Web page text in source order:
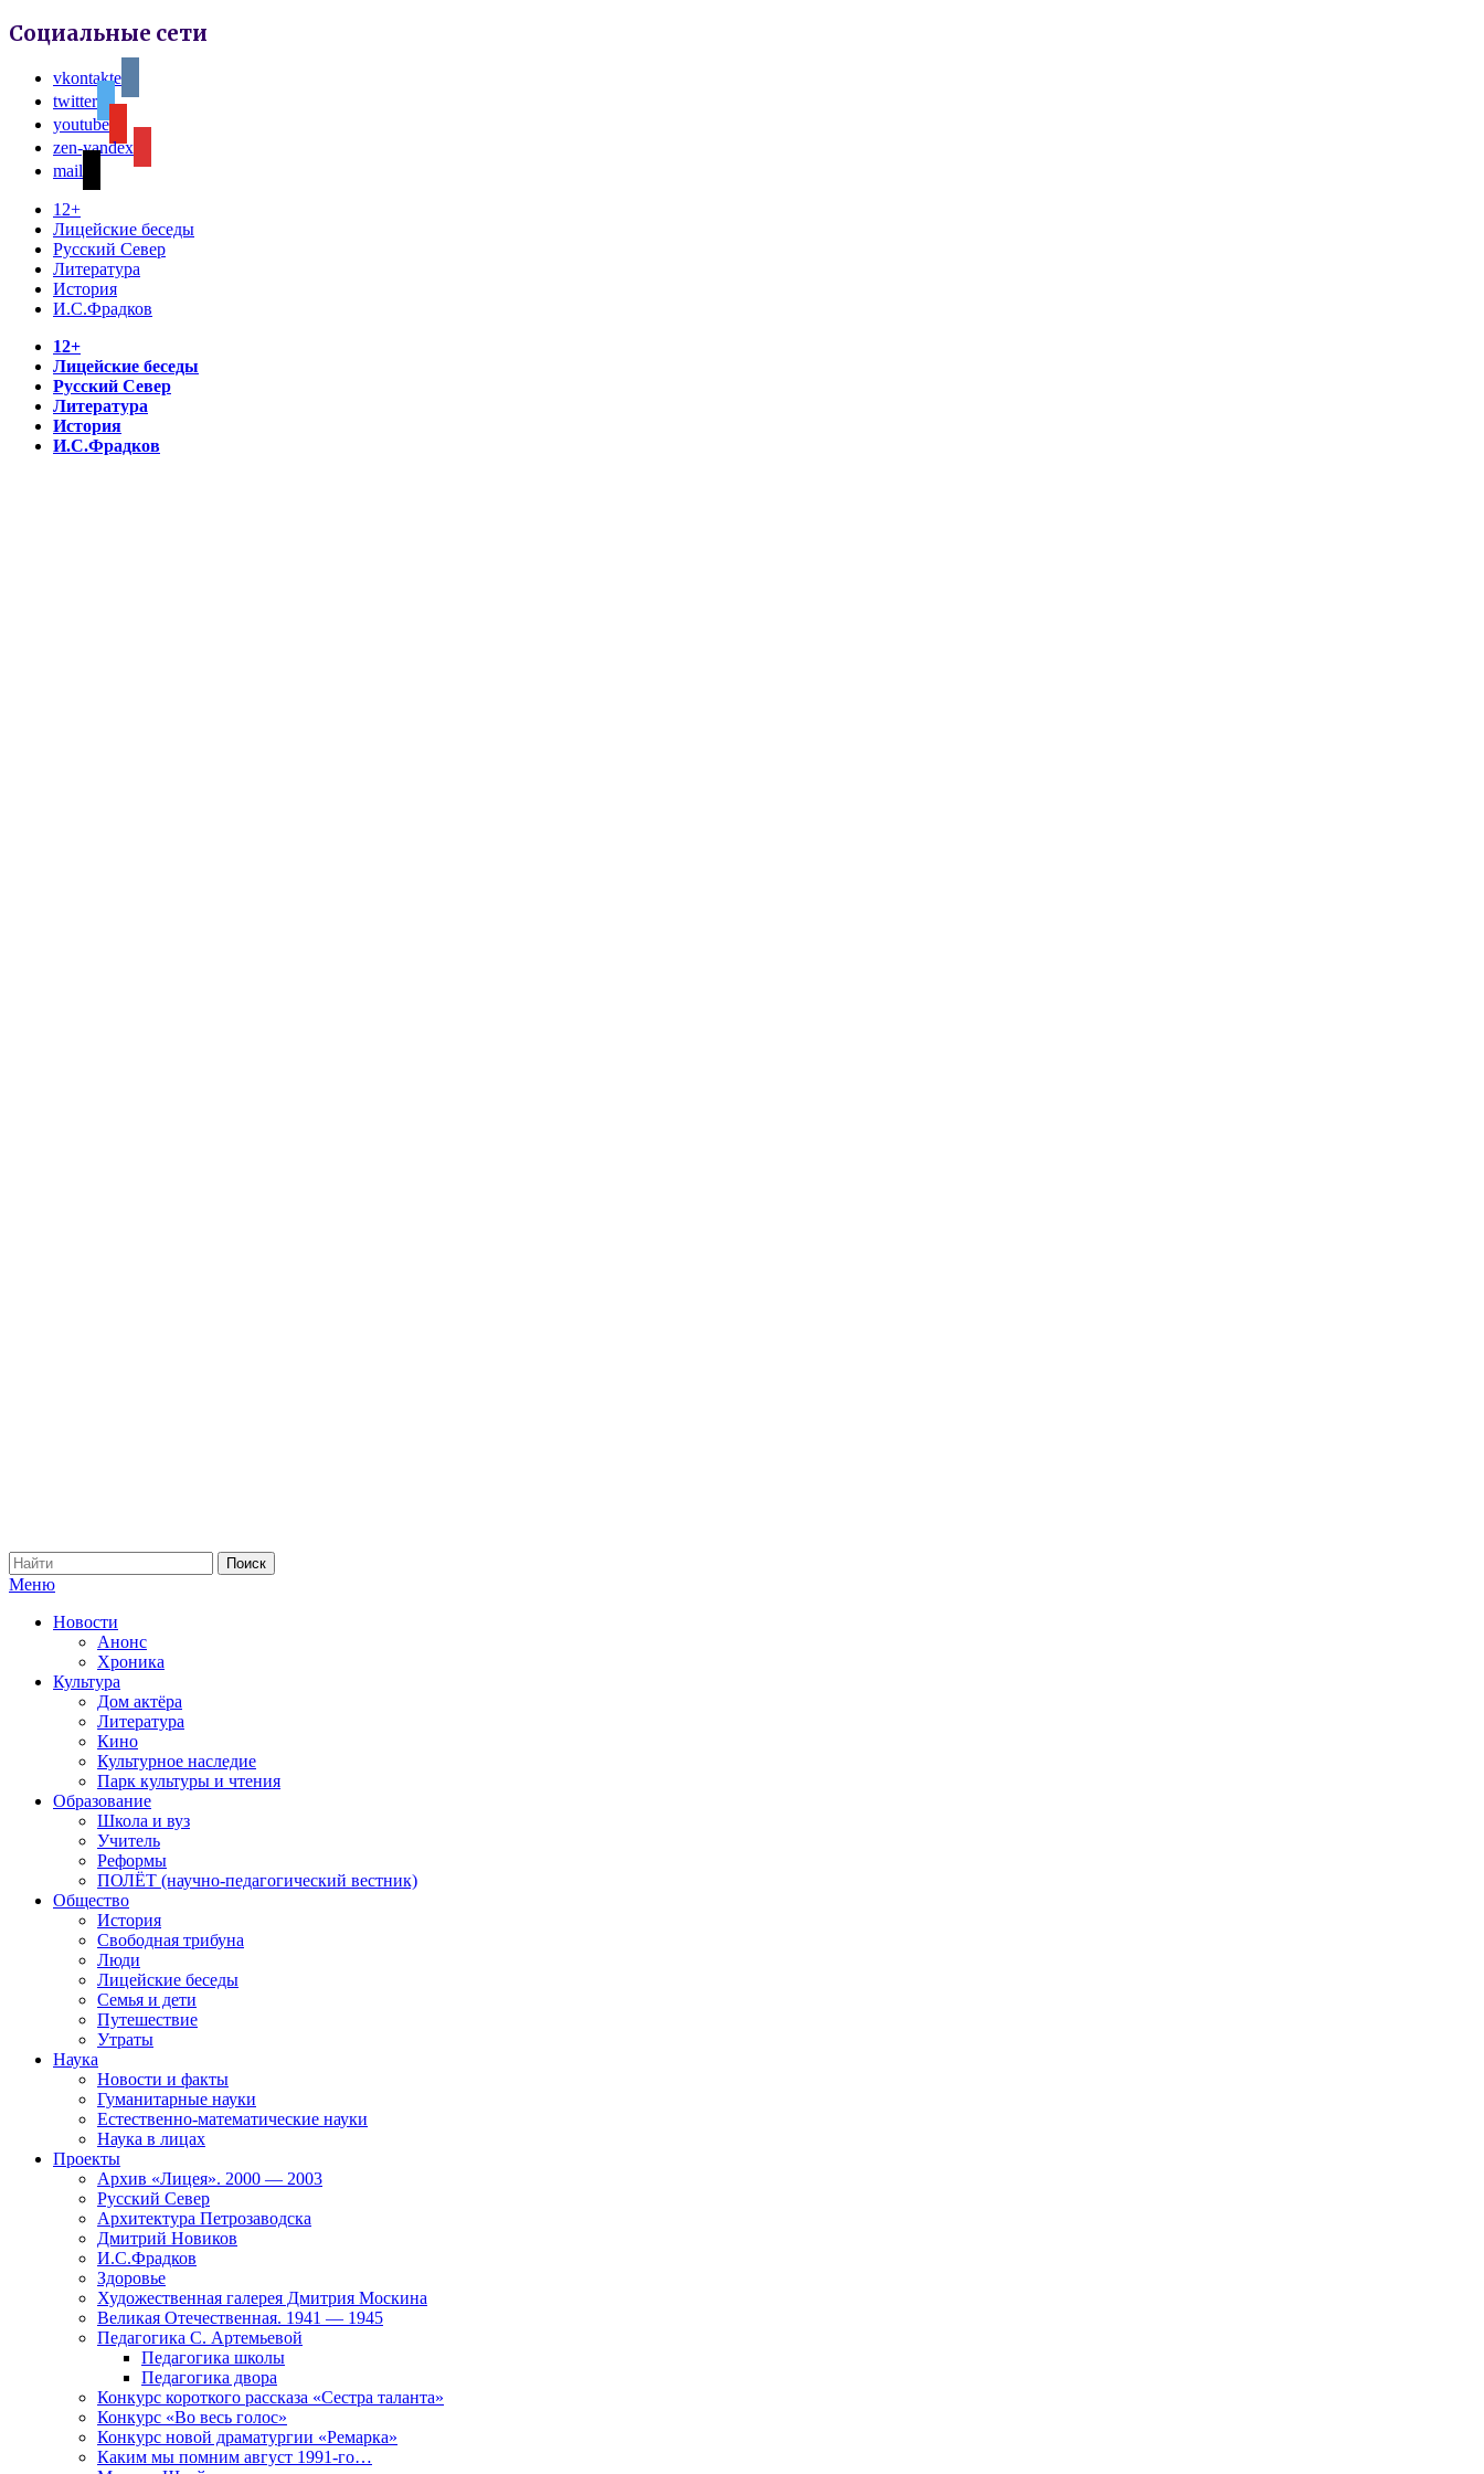
Социальные сети
vkontakte
twitter
youtube
zen-yandex
mail
12+
Лицейские беседы
Русский Север
Литература
История
И.С.Фрадков
12+
Лицейские беседы
Русский Север
Литература
История
И.С.Фрадков
Меню
Новости
Анонс
Хроника
Культура
Дом актёра
Литература
Кино
Культурное наследие
Парк культуры и чтения
Образование
Школа и вуз
Учитель
Реформы
ПОЛЁТ (научно-педагогический вестник)
Общество
История
Свободная трибуна
Люди
Лицейские беседы
Семья и дети
Путешествие
Утраты
Наука
Новости и факты
Гуманитарные науки
Естественно-математические науки
Наука в лицах
Проекты
Архив «Лицея». 2000 — 2003
Русский Север
Архитектура Петрозаводска
Дмитрий Новиков
И.С.Фрадков
Здоровье
Художественная галерея Дмитрия Москина
Великая Отечественная. 1941 — 1945
Педагогика С. Артемьевой
Педагогика школы
Педагогика двора
Конкурс короткого рассказа «Сестра таланта»
Конкурс «Во весь голос»
Конкурс новой драматургии «Ремарка»
Каким мы помним август 1991-го…